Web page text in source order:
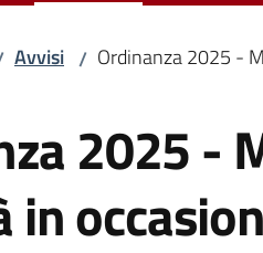
Avvisi / Ordinanza 2025 -
2025 -